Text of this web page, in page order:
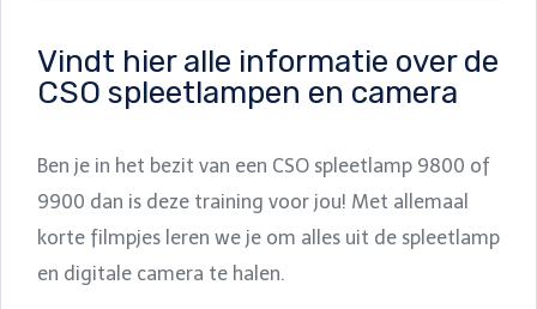
Vindt hier alle informatie over de
CSO spleetlampen en camera
Ben je in het bezit van een CSO spleetlamp 9800 of
9900 dan is deze training voor jou! Met allemaal
korte filmpjes leren we je om alles uit de spleetlamp
en digitale camera te halen.